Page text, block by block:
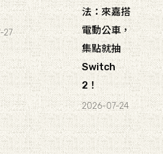
27
法：來嘉搭
電動公車，
集點就抽
Switch
2！
2026-07-24